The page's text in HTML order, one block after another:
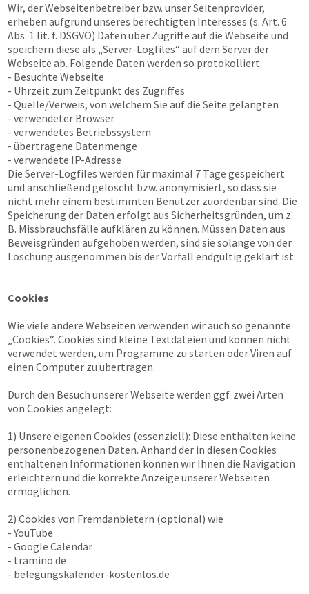
Wir, der Webseitenbetreiber bzw. unser Seitenprovider,
erheben aufgrund unseres berechtigten Interesses (s. Art. 6
Abs. 1 lit. f. DSGVO) Daten über Zugriffe auf die Webseite und
speichern diese als „Server-Logfiles“ auf dem Server der
Webseite ab. Folgende Daten werden so protokolliert:
- Besuchte Webseite
- Uhrzeit zum Zeitpunkt des Zugriffes
- Quelle/Verweis, von welchem Sie auf die Seite gelangten
- verwendeter Browser
- verwendetes Betriebssystem
- übertragene Datenmenge
- verwendete IP-Adresse
Die Server-Logfiles werden für maximal 7 Tage gespeichert
und anschließend gelöscht bzw. anonymisiert, so dass sie
nicht mehr einem bestimmten Benutzer zuordenbar sind. Die
Speicherung der Daten erfolgt aus Sicherheitsgründen, um z.
B. Missbrauchsfälle aufklären zu können. Müssen Daten aus
Beweisgründen aufgehoben werden, sind sie solange von der
Löschung ausgenommen bis der Vorfall endgültig geklärt ist.
Cookies
Wie viele andere Webseiten verwenden wir auch so genannte
„Cookies“. Cookies sind kleine Textdateien und können nicht
verwendet werden, um Programme zu starten oder Viren auf
einen Computer zu übertragen.
Durch den Besuch unserer Webseite werden ggf. zwei Arten
von Cookies angelegt:
1) Unsere eigenen Cookies (essenziell): Diese enthalten keine
personenbezogenen Daten. Anhand der in diesen Cookies
enthaltenen Informationen können wir Ihnen die Navigation
erleichtern und die korrekte Anzeige unserer Webseiten
ermöglichen.
2) Cookies von Fremdanbietern (optional) wie
- YouTube
- Google Calendar
- tramino.de
- belegungskalender-kostenlos.de